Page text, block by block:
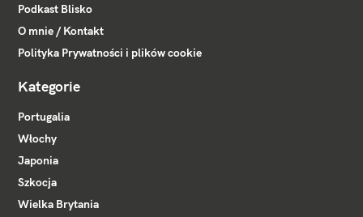
Podkast Blisko
O mnie / Kontakt
Polityka Prywatności i plików cookie
Kategorie
Portugalia
Włochy
Japonia
Szkocja
Wielka Brytania